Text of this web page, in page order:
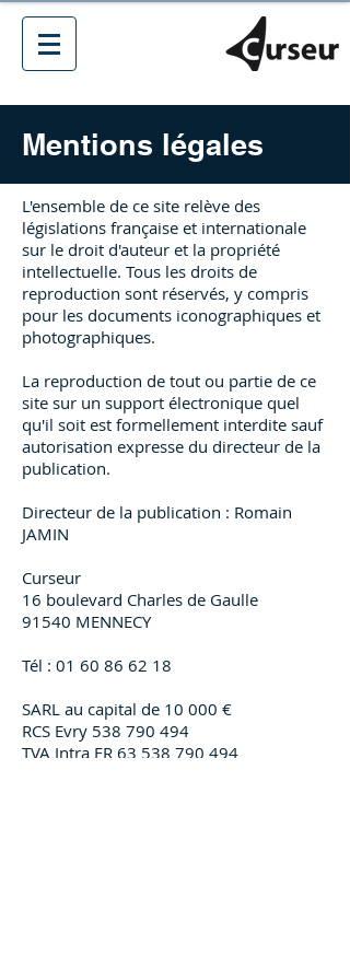
Mentions légales
L'ensemble de ce site relève des
législations française et internationale
sur le droit d'auteur et la propriété
intellectuelle. Tous les droits de
reproduction sont réservés, y compris
pour les documents iconographiques et
photographiques.
La reproduction de tout ou partie de ce
site sur un support électronique quel
qu'il soit est formellement interdite sauf
autorisation expresse du directeur de la
publication.
Directeur de la publication : Romain
JAMIN
Curseur
16 boulevard Charles de Gaulle
91540 MENNECY
Tél : 01 60 86 62 18
SARL au capital de 10 000 €
RCS Evry 538 790 494
TVA Intra FR 63 538 790 494